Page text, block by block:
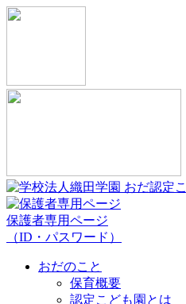
保護者専用ページ
（ID・パスワード）
おだのこと
保育概要
認定こども園とは